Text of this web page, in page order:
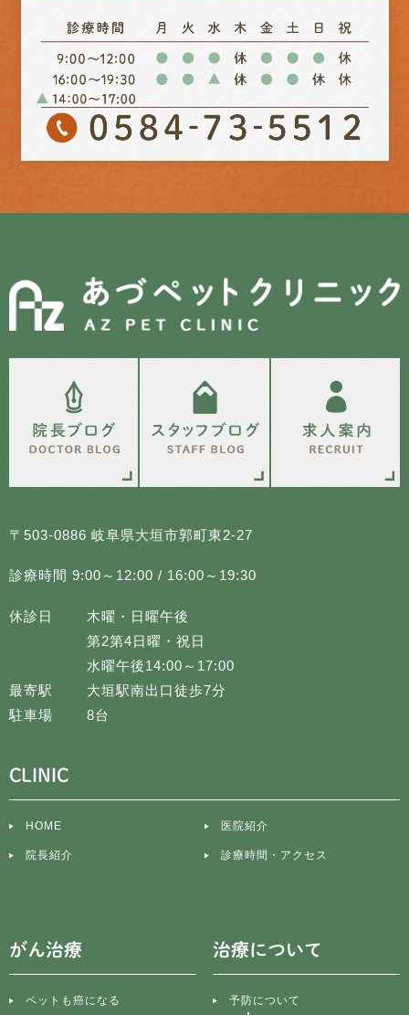
〒503-0886 岐阜県大垣市郭町東2-27
診療時間 9:00～12:00 / 16:00～19:30
休診日
木曜・日曜午後
第2第4日曜・祝日
水曜午後14:00～17:00
最寄駅
大垣駅南出口徒歩7分
駐車場
8台
CLINIC
HOME 医院紹介
院長紹介 診療時間・アクセス
がん治療
ペットも癌になる
治療について
予防について